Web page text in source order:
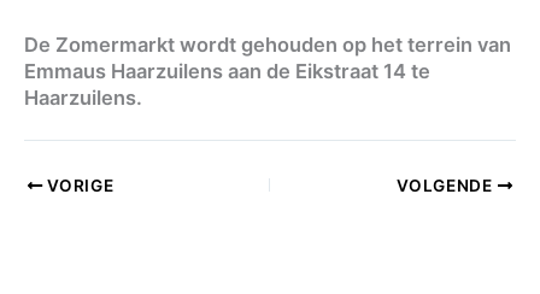
De Zomermarkt wordt gehouden op het terrein van
Emmaus Haarzuilens aan de Eikstraat 14 te
Haarzuilens.
VORIGE VOLGENDE